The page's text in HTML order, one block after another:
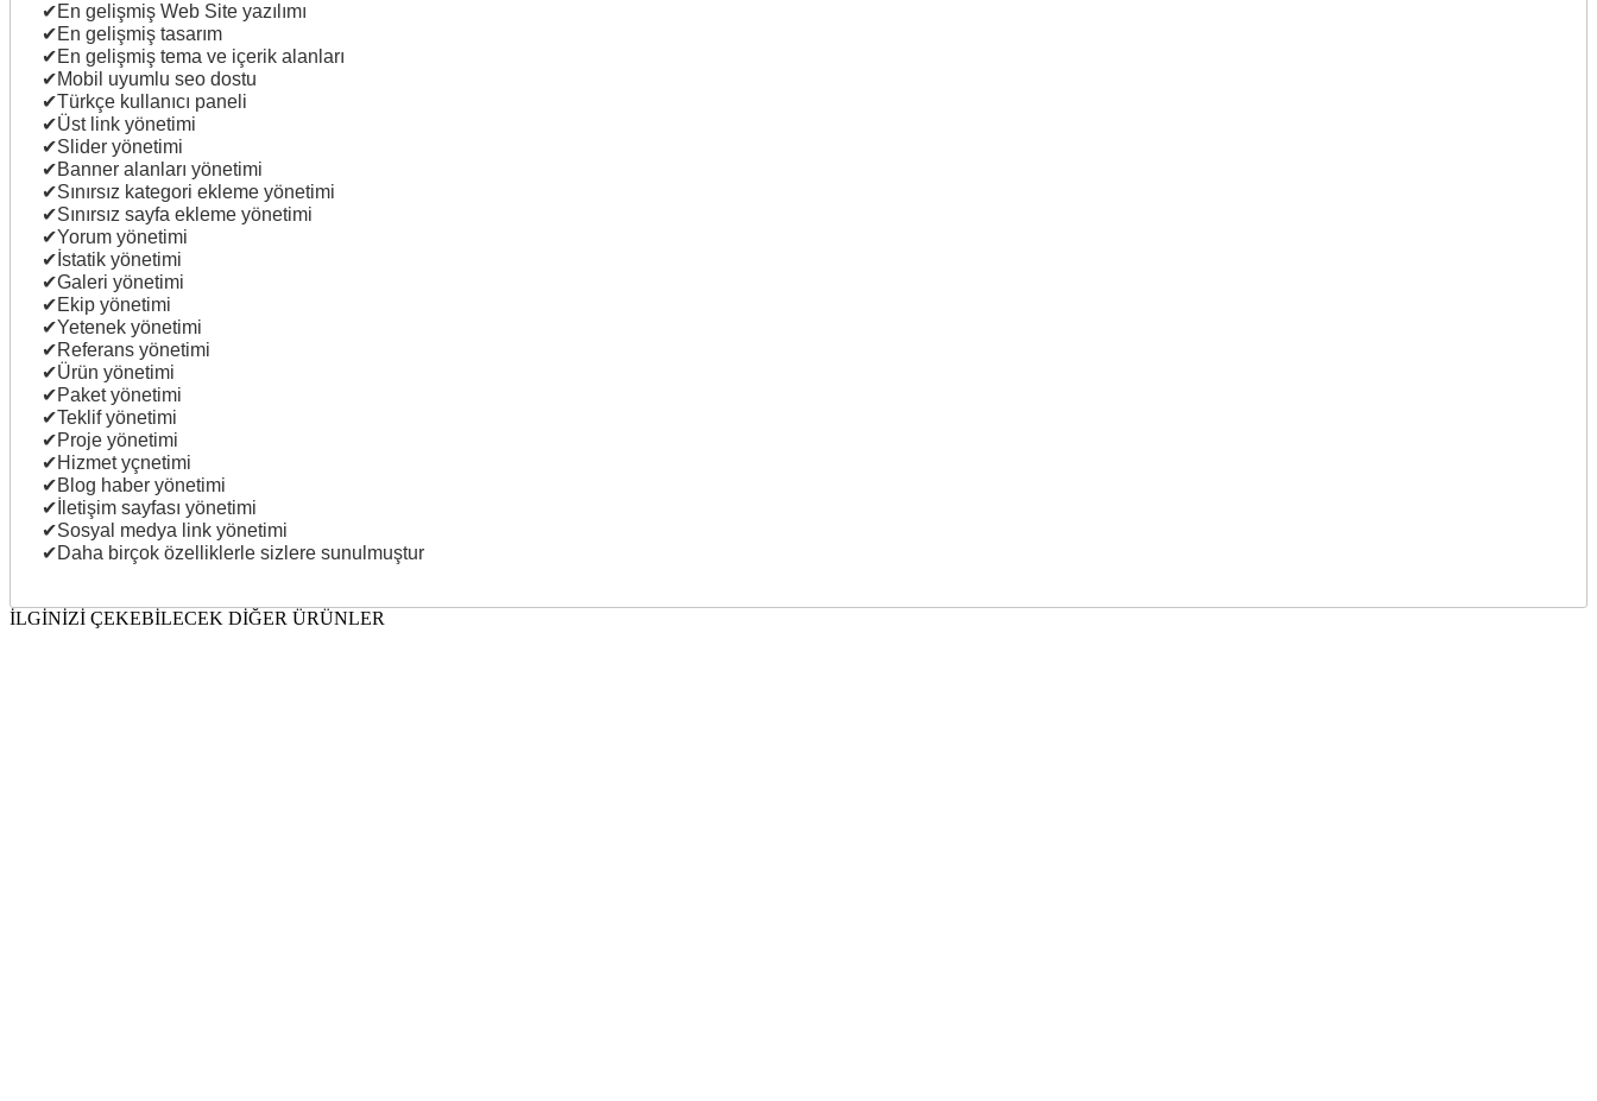
✔En gelişmiş Web Site yazılımı
✔En gelişmiş tasarım
✔En gelişmiş tema ve içerik alanları
✔Mobil uyumlu seo dostu
✔Türkçe kullanıcı paneli
✔Üst link yönetimi
✔Slider yönetimi
✔Banner alanları yönetimi
✔Sınırsız kategori ekleme yönetimi
✔Sınırsız sayfa ekleme yönetimi
✔Yorum yönetimi
✔İstatik yönetimi
✔Galeri yönetimi
✔Ekip yönetimi
✔Yetenek yönetimi
✔Referans yönetimi
✔Ürün yönetimi
✔Paket yönetimi
✔Teklif yönetimi
✔Proje yönetimi
✔Hizmet yçnetimi
✔Blog haber yönetimi
✔İletişim sayfası yönetimi
✔Sosyal medya link yönetimi
✔Daha birçok özelliklerle sizlere sunulmuştur
İLGİNİZİ ÇEKEBİLECEK DİĞER ÜRÜNLER